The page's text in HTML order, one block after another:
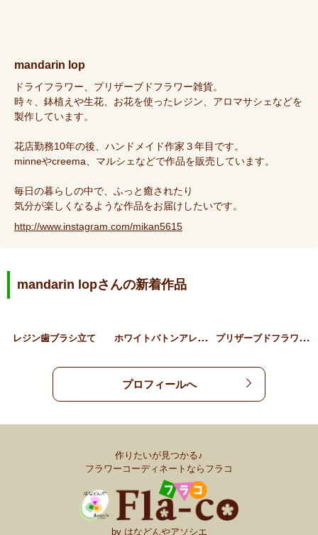
mandarin lop
ドライフラワー、プリザーブドフラワー雑貨。
時々、鉢植えや生花、お花を使ったレジン、アロマサシェなどを
製作しています。
花店勤務10年の後、ハンドメイド作家３年目です。
minneやcreema、マルシェなどで作品を販売しています。
毎日の暮らしの中で、ふっと癒されたり
気分が楽しくなるような作品をお届けしたいです。
http://www.instagram.com/mikan5615
mandarin lopさんの新着作品
レジン歯ブラシ立て ホ
ワイトバトンアレンジメン… プ
リザーブドフラワーブルー…
プロフィールへ
作りたいが見つかる♪
フラワーコーディネートならフラコ
by はなどんやアソシエ